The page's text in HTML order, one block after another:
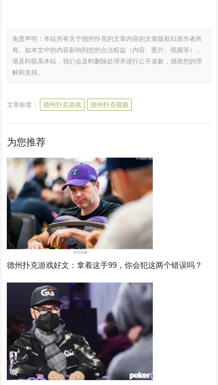
免责声明：本站所有关于德州扑克的文章内容的文章版权归原作者所
有。如本文中的内容影响到您的合法权益（内容、图片、视频等），
请及时联系本站，我们会及时删除处理并进行公开道歉，感谢您的理
解和支持。
文章标签： 德州扑克游戏 德州扑克视频
为您推荐
德州扑克游戏好文：拿着这手99，你会犯这两个错误吗？